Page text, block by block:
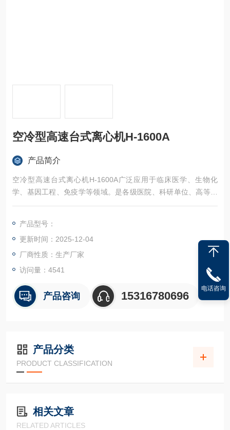
空冷型高速台式离心机H-1600A
产品简介
空冷型高速台式离心机H-1600A广泛应用于临床医学、生物化
学、基因工程、免疫学等领域。是各级医院、科研单位、高等院
校用于离心分离的*仪器。
产品型号：
更新时间：2025-12-04
厂商性质：生产厂家
访问量：4541
产品咨询 15316780696
产品分类
PRODUCT CLASSIFICATION
相关文章
RELATED ARTICLES
电话咨询